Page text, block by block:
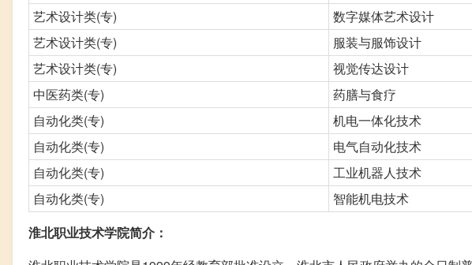
艺术设计类(专)
数字媒体艺术设计
艺术设计类(专)
服装与服饰设计
艺术设计类(专)
视觉传达设计
中医药类(专)
药膳与食疗
自动化类(专)
机电一体化技术
自动化类(专)
电气自动化技术
自动化类(专)
工业机器人技术
自动化类(专)
智能机电技术
淮北职业技术学院简介：